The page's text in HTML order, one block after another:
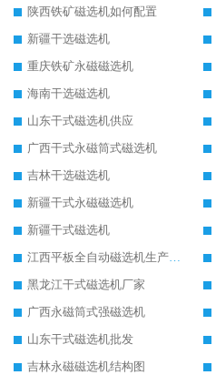
陕西铁矿磁选机如何配置
新疆干选磁选机
重庆铁矿永磁磁选机
海南干选磁选机
山东干式磁选机供应
广西干式永磁筒式磁选机
吉林干选磁选机
新疆干式永磁磁选机
新疆干式磁选机
江西平板全自动磁选机生产厂家
黑龙江干式磁选机厂家
广西永磁筒式强磁选机
山东干式磁选机批发
吉林永磁磁选机结构图